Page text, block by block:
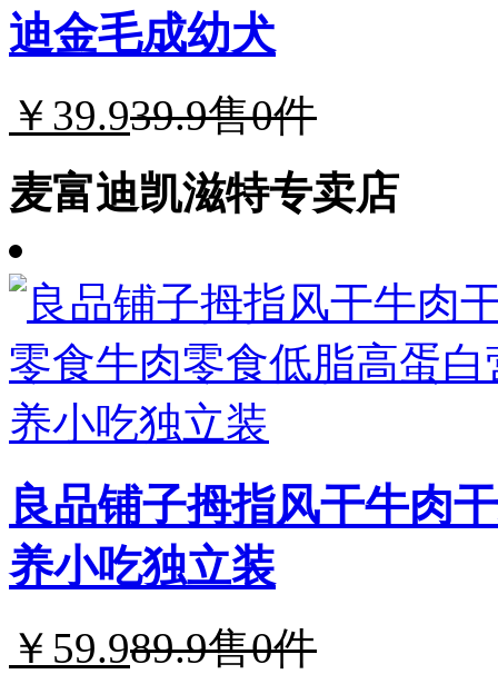
迪金毛成幼犬
￥39.939.9售0件
麦富迪凯滋特专卖店
良品铺子拇指风干牛肉
养小吃独立装
￥59.989.9售0件